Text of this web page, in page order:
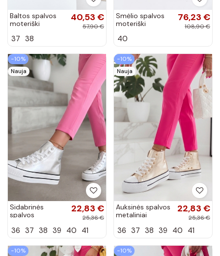
Baltos spalvos
moteriški
Galabis
40,53 €
57,90 €
37 38
Smėlio spalvos
moteriški
sportbačiai ant
S.Barski LR61-
7097
76,23 €
108,90 €
40
−10%
Nauja
Sidabrinės
spalvos
sportbačiai virš
22,83 €
25,36 €
36 37 38 39 40 41
−10%
Nauja
Auksinės spalvos
metaliniai
kulkšnies Piper
22,83 €
25,36 €
36 37 38 39 40 41
−10%
−10%